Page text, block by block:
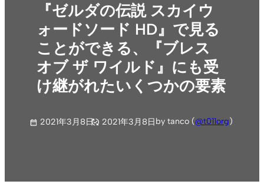
『ゼルダの伝説 スカイウ
ォードソード HD』で見る
ことができる、『ブレス
オブ ザ ワイルド』にも受
け継がれたいくつかの要素
2021年3月8日 2021年3月8日by tanco (@t011org)